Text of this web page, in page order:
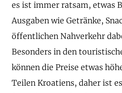
es ist immer ratsam, etwas
Ausgaben wie Getränke,
öffentlichen Nahverkehr
Besonders in den
können die Preise etwas
Teilen Kroatiens, daher ist